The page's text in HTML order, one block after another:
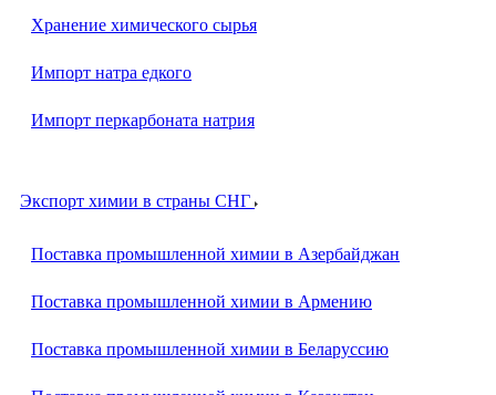
Хранение химического сырья
Импорт натра едкого
Импорт перкарбоната натрия
Экспорт химии в страны СНГ
Поставка промышленной химии в Азербайджан
Поставка промышленной химии в Армению
Поставка промышленной химии в Беларуссию